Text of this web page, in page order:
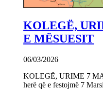
KOLEGË,
E MËSUESIT
06/03/2026
KOLEGË, URIME 7
herë që e festojmë 7